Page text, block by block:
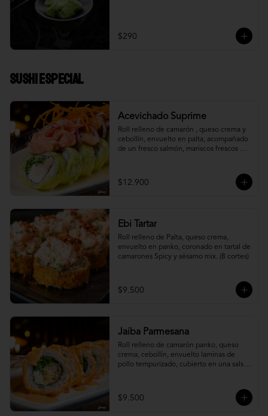
$290
Sushi Especial
Acevichado Suprime
Roll relleno de camarón , queso crema y
cebollín, envuelto en palta, acompañado
de un fresco salmón, mariscos frescos en
$12.900
Ebi Tartar
Roll relleno de Palta, queso crema,
envuelto en panko, coronado en tartal de
camarones Spicy y sésamo mix. (8 cortes)
$9.500
Jaiba Parmesana
Roll relleno de camarón panko, queso
crema, cebollín, envuelto laminas de
pollo tempurizado, cubierto en una salsa
$9.500